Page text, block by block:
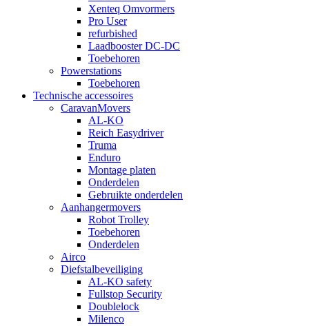
Xenteq Omvormers
Pro User
refurbished
Laadbooster DC-DC
Toebehoren
Powerstations
Toebehoren
Technische accessoires
CaravanMovers
AL-KO
Reich Easydriver
Truma
Enduro
Montage platen
Onderdelen
Gebruikte onderdelen
Aanhangermovers
Robot Trolley
Toebehoren
Onderdelen
Airco
Diefstalbeveiliging
AL-KO safety
Fullstop Security
Doublelock
Milenco